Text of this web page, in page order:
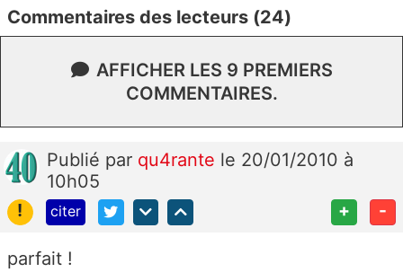
Commentaires des lecteurs (24)
AFFICHER LES 9 PREMIERS
COMMENTAIRES.
Publié par qu4rante le 20/01/2010 à
10h05
!
citer + -
parfait !